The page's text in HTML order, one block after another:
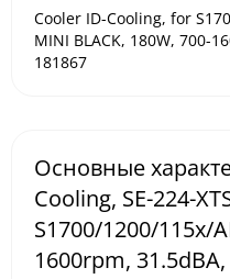
Cooler ID-Cooling, for
MINI BLACK, 180W, 700-
181867
Основные
Cooling, SE-224-
S1700/1200/115x/
1600rpm,